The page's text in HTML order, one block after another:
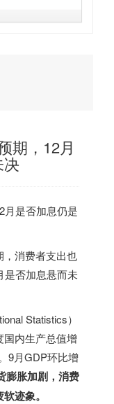
期，12月
月是否加息仍是
，消费者支出也
是否加息悬而未
Statistics）
国内生产总值增
9月GDP环比增
膨胀加剧，消费
迹象。